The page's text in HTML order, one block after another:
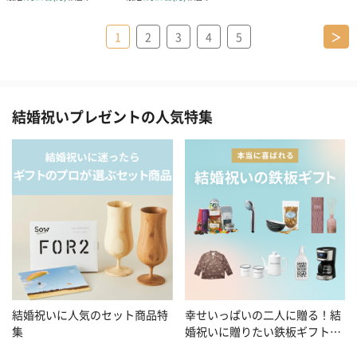
1 2 3 4 5 ＞
結婚祝いプレゼントの人気特集
結婚祝いに人気のセット商品特
集
幸せいっぱいの二人に贈る！結
婚祝いに贈りたい鉄板ギフト特